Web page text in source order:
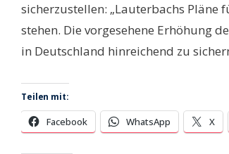
sicherzustellen: „Lauterbachs
stehen. Die vorgesehene Erhöhung
in Deutschland hinreichend zu
Teilen mit:
Facebook WhatsApp X